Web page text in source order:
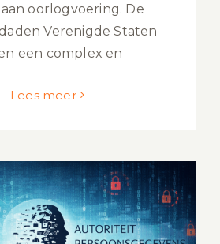
oorlogvoering. De
Verenigde Staten
een complex en
Lees meer